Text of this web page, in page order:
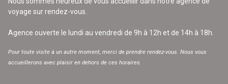
voyage sur rendez-vous.
Agence ouverte le lundi au vendredi de 9h à 12h et de 14h à 18h.
Pour toute visite à un autre moment, merci de prendre rendez-vous. Nous vous
accueillerons avec plaisir en dehors de ces horaires.